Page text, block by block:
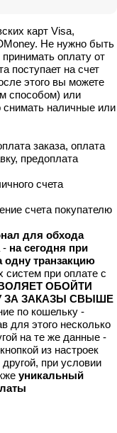
карт Visa,
Не нужно быть
оплату от
поступает на счет
этого вы можете
способом) или
снимать наличные или
заказа, оплата
предоплата
счета
счета покупателю
для обхода
- на сегодня при
одну транзакцию
систем при оплате с
ОБОЙТИ
ЗА ЗАКАЗЫ СВЫШЕ
по кошельку -
для этого несколько
на те же данные -
из настроек
при условии
уникальный